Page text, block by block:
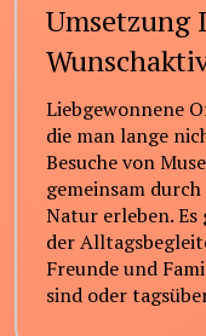
Umsetzung
Liebgewonnene
die man lange
Besuche von
gemeinsam
Natur erleben. Es
der
Freunde und
sind oder